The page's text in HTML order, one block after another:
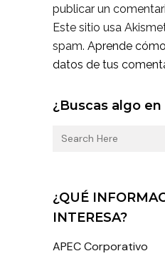
publicar un
Este sitio usa
spam. Aprende
datos de tus
¿Buscas algo
¿QUÉ
INTERESA?
APEC Corporativo